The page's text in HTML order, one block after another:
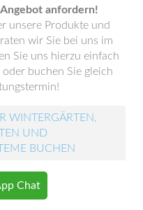
anfordern!
unsere Produkte und
wir Sie bei uns im
Sie uns hierzu einfach
oder buchen Sie gleich
WINTERGÄRTEN,
UND
BUCHEN
Chat